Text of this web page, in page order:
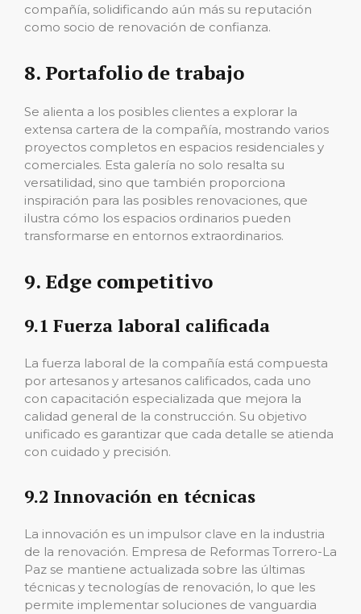
compañía, solidificando aún más su reputación
como socio de renovación de confianza.
8. Portafolio de trabajo
Se alienta a los posibles clientes a explorar la
extensa cartera de la compañía, mostrando varios
proyectos completos en espacios residenciales y
comerciales. Esta galería no solo resalta su
versatilidad, sino que también proporciona
inspiración para las posibles renovaciones, que
ilustra cómo los espacios ordinarios pueden
transformarse en entornos extraordinarios.
9. Edge competitivo
9.1 Fuerza laboral calificada
La fuerza laboral de la compañía está compuesta
por artesanos y artesanos calificados, cada uno
con capacitación especializada que mejora la
calidad general de la construcción. Su objetivo
unificado es garantizar que cada detalle se atienda
con cuidado y precisión.
9.2 Innovación en técnicas
La innovación es un impulsor clave en la industria
de la renovación. Empresa de Reformas Torrero-La
Paz se mantiene actualizada sobre las últimas
técnicas y tecnologías de renovación, lo que les
permite implementar soluciones de vanguardia